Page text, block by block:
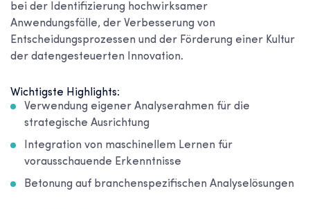
bei der Identifizierung hochwirksamer
Anwendungsfälle, der Verbesserung von
Entscheidungsprozessen und der Förderung einer Kultur
der datengesteuerten Innovation.
Wichtigste Highlights:
Verwendung eigener Analyserahmen für die
strategische Ausrichtung
Integration von maschinellem Lernen für
vorausschauende Erkenntnisse
Betonung auf branchenspezifischen Analyselösungen